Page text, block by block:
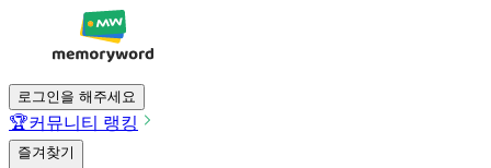
로그인을 해주세요
🏆커뮤니티 랭킹
즐겨찾기